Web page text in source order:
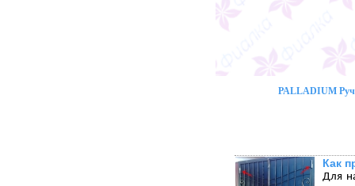
PALLADIUM
Как
Для